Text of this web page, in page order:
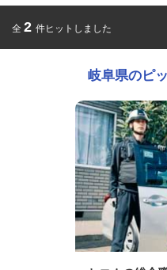
全 2 件ヒットしました
岐阜県のピ